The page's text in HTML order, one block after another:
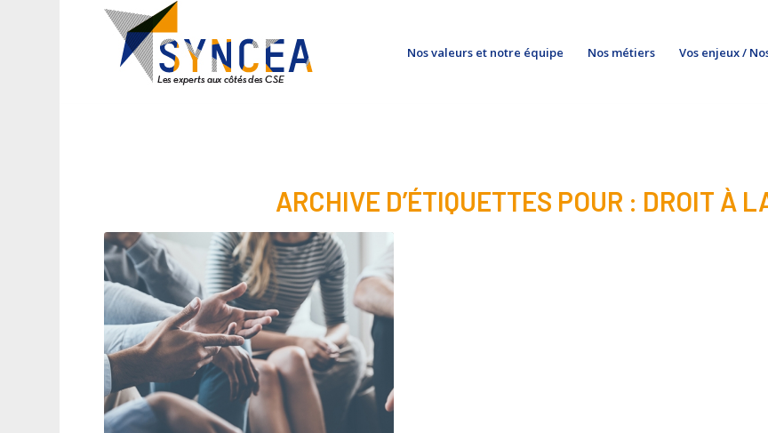
Nos valeurs et notre équipe Nos métiers Vos enjeux /
ARCHIVE D’ÉTIQUETTES POUR : DROIT À